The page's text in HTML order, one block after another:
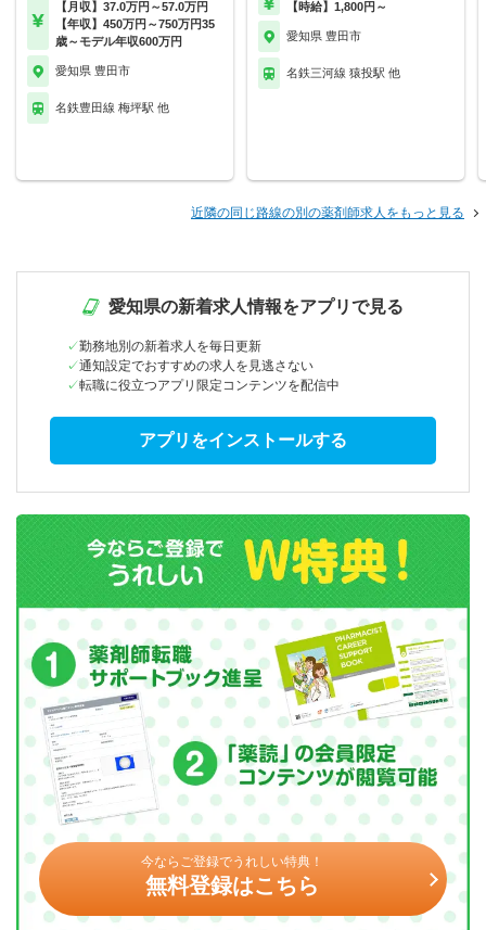
【月収】37.0万円～57.0万円
【年収】450万円～750万円35
歳～モデル年収600万円
愛知県 豊田市
名鉄豊田線 梅坪駅 他
【時給】1,800円～
愛知県 豊田市
名鉄三河線 猿投駅 他
近隣の同じ路線の別の薬剤師求人をもっと見る
愛知県の新着求人情報をアプリで見る
勤務地別の新着求人を毎日更新
通知設定でおすすめの求人を見逃さない
転職に役立つアプリ限定コンテンツを配信中
アプリをインストールする
今ならご登録でうれしい特典！
無料登録はこちら